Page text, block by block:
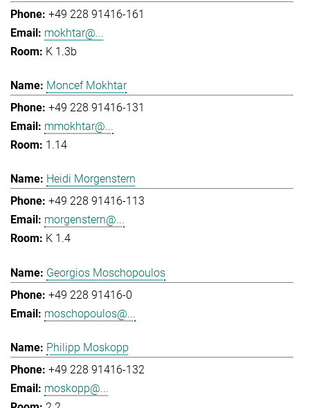
+49 228 91416-161
mokhtar@...
K 1.3b
Moncef Mokhtar
+49 228 91416-131
mmokhtar@...
1.14
Heidi Morgenstern
+49 228 91416-113
morgenstern@...
K 1.4
Georgios Moschopoulos
+49 228 91416-0
moschopoulos@...
Philipp Moskopp
+49 228 91416-132
moskopp@...